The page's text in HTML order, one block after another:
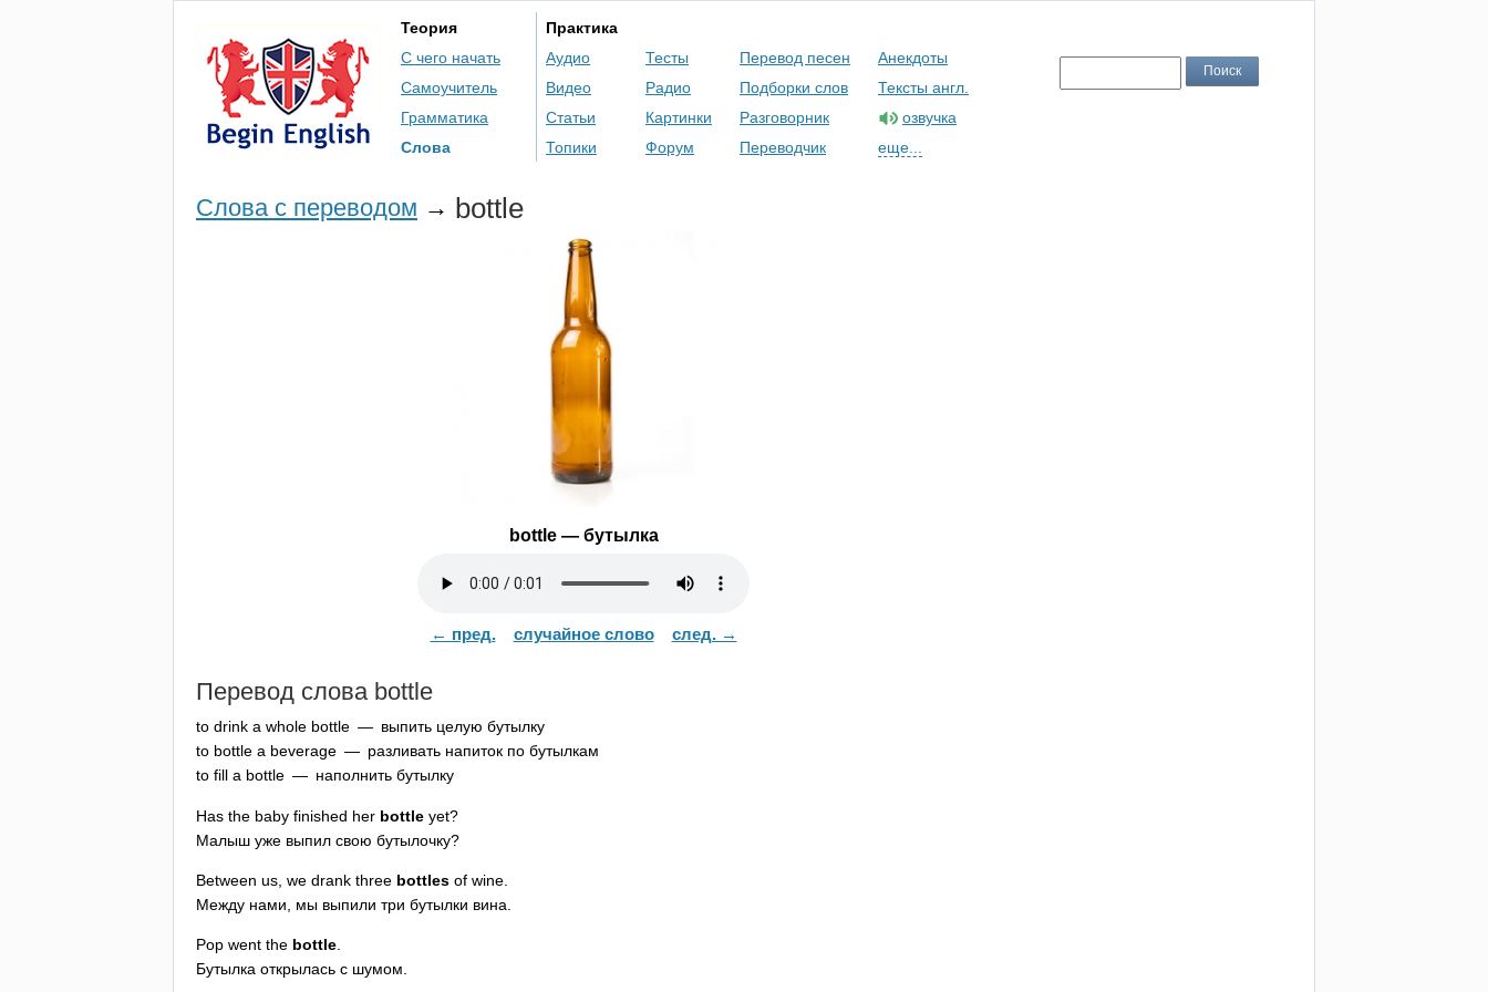
Теория
С чего начать
Самоучитель
Грамматика
Слова
Практика
Аудио
Видео
Статьи
Топики
Тесты
Радио
Картинки
Форум
Перевод песен
Подборки слов
Разговорник
Переводчик
Анекдоты
Тексты англ.
озвучка
еще...
Слова с переводом → bottle
bottle— бутылка
← пред. случайное слово след. →
Перевод слова bottle
to drink a whole bottle — выпить целую бутылку
to bottle a beverage — разливать напиток по бутылкам
to fill a bottle — наполнить бутылку
Has the baby finished her bottle yet?
Малыш уже выпил свою бутылочку?
Between us we drank three bottles of wine
Между нами, мы выпили три бутылки вина.
Pop went the bottle.
Бутылка открылась с шумом.